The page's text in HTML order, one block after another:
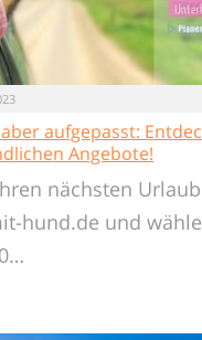
aufgepasst:
Angebote!
nächsten
hund.de und